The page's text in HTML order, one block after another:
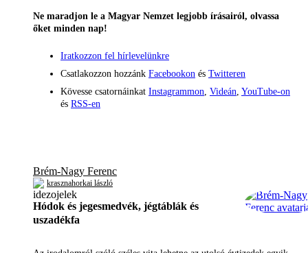
Ne maradjon le a Magyar Nemzet legjobb írásairól, olvassa
őket minden nap!
Iratkozzon fel hírlevelünkre
Csatlakozzon hozzánk Facebookon és Twitteren
Kövesse csatornáinkat Instagrammon Videán YouTube-on
és RSS-en
Brém-Nagy Ferenc
krasznahorkai lászló
Hódok és jegesmedvék, jégtáblák és
uszadékfa